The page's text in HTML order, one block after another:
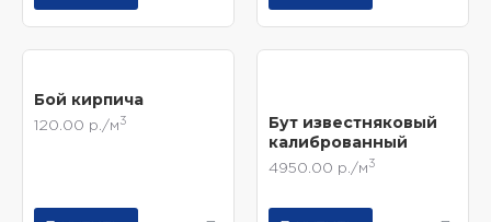
Бой кирпича
120.00 р./м 3
Бут известняковый
калиброванный
4950.00 р./м 3